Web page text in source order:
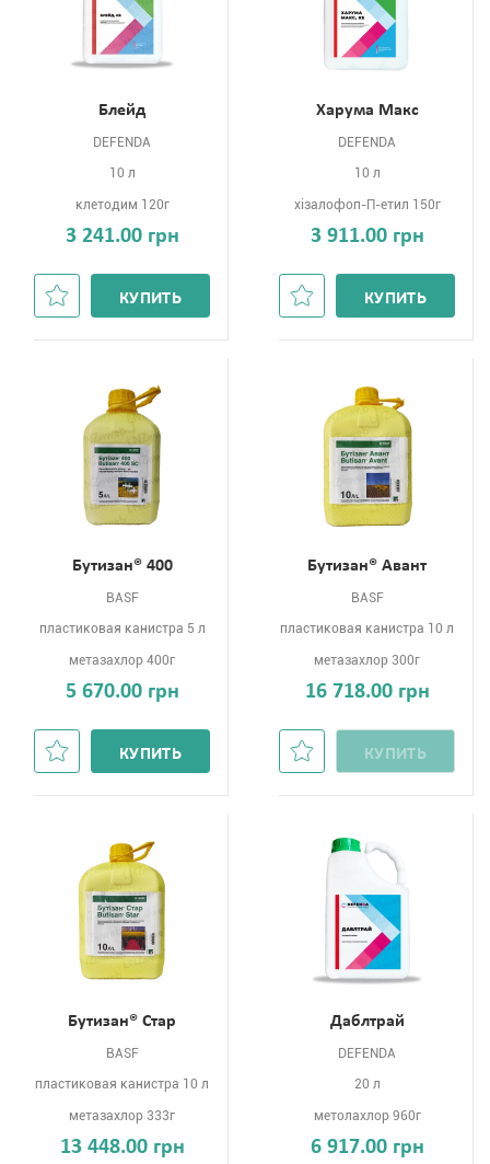
Блейд
DEFENDA
10 л
клетодим 120г
3 241.00 грн
КУПИТЬ
Харума Макс
DEFENDA
10 л
хізалофоп-П-етил 150г
3 911.00 грн
КУПИТЬ
Бутизан® 400
BASF
пластиковая канистра 5 л
метазахлор 400г
5 670.00 грн
КУПИТЬ
Бутизан® Авант
BASF
пластиковая канистра 10 л
метазахлор 300г
16 718.00 грн
КУПИТЬ
Бутизан® Стар
BASF
пластиковая канистра 10 л
метазахлор 333г
13 448.00 грн
Даблтрай
DEFENDA
20 л
метолахлор 960г
6 917.00 грн